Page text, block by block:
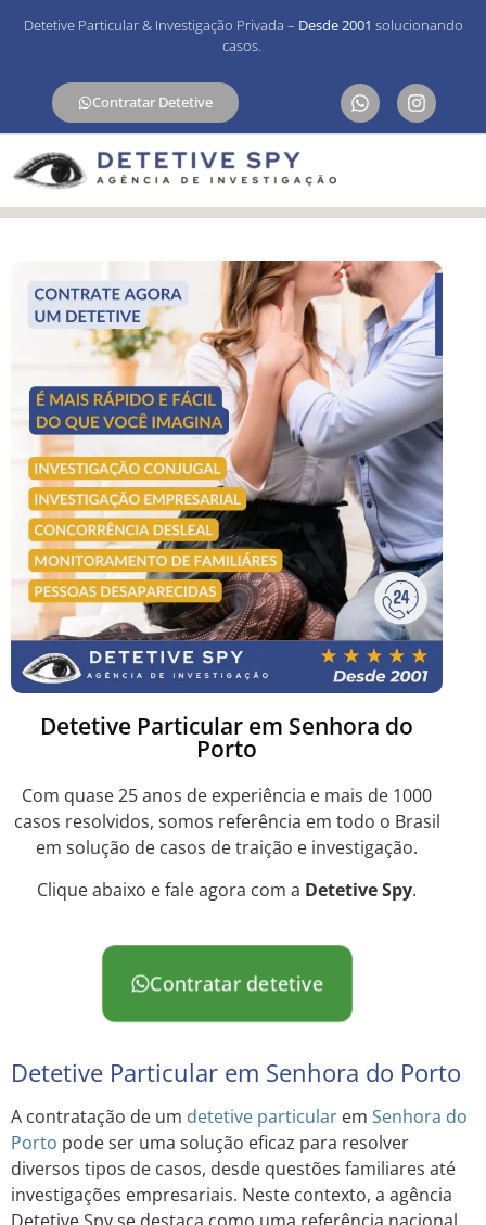
Detetive Particular & Investigação Privada – Desde 2001 solucionando
casos.
Contratar Detetive
Detetive Particular em Senhora do
Porto
Com quase 25 anos de experiência e mais de 1000
casos resolvidos, somos referência em todo o Brasil
em solução de casos de traição e investigação.
Clique abaixo e fale agora com a Detetive Spy.
Contratar detetive
Detetive Particular em Senhora do Porto
A contratação de um detetive particular em Senhora do
Porto pode ser uma solução eficaz para resolver
diversos tipos de casos, desde questões familiares até
investigações empresariais. Neste contexto, a agência